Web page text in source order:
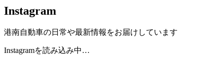
Instagram
港南自動車の日常や最新情報をお届けしています
Instagramを読み込み中…